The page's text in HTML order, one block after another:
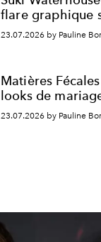
flare graphique
23.07.2026 by Pauline
Matières
looks de
23.07.2026 by Pauline